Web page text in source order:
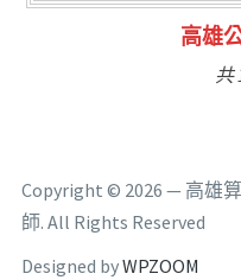
Copyright © 2026 — 高雄
師. All Rights Reserved
Designed byWPZOOM